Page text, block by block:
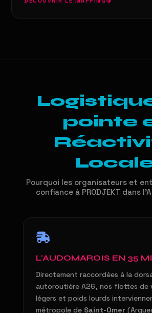
pointe
Pourquoi les organisateurs et
confiance à PRODJEKT dans
L'AUDOMAROIS EN 35
Directement raccordées à la
autoroutière A26, nos flottes de
légers et poids lourds
métropole de Saint-Omer